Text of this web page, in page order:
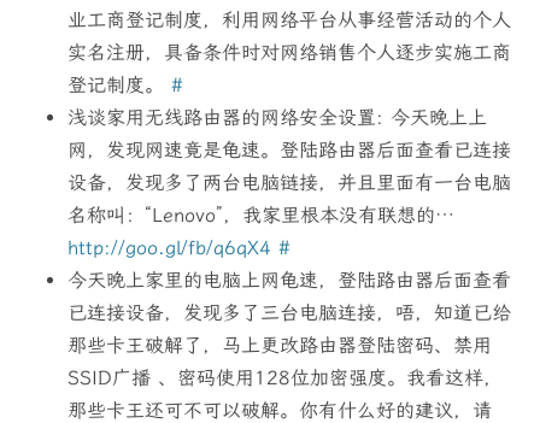
业工商登记制度，利用网络平台从事经营活动的个人
实名注册，具备条件时对网络销售个人逐步实施工商
登记制度。#
浅谈家用无线路由器的网络安全设置: 今天晚上上
网，发现网速竟是龟速。登陆路由器后面查看已连接
设备，发现多了两台电脑链接，并且里面有一台电脑
名称叫：“Lenovo”，我家里根本没有联想的…
http://goo.gl/fb/q6qX4 #
今天晚上家里的电脑上网龟速，登陆路由器后面查看
已连接设备，发现多了三台电脑连接，唔，知道已给
那些卡王破解了，马上更改路由器登陆密码、禁用
SSID广播 、密码使用128位加密强度。我看这样，
那些卡王还可不可以破解。你有什么好的建议，请